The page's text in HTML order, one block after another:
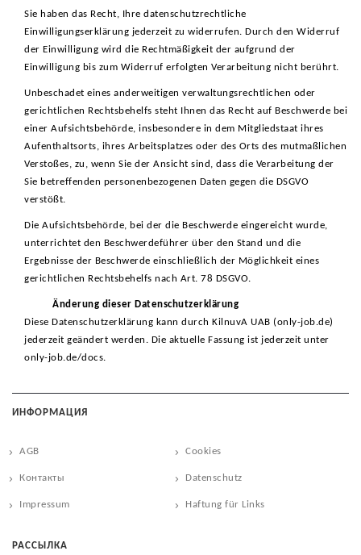
Sie haben das Recht, Ihre datenschutzrechtliche
Einwilligungserklärung jederzeit zu widerrufen. Durch den Widerruf
der Einwilligung wird die Rechtmäßigkeit der aufgrund der
Einwilligung bis zum Widerruf erfolgten Verarbeitung nicht berührt.
Unbeschadet eines anderweitigen verwaltungsrechtlichen oder
gerichtlichen Rechtsbehelfs steht Ihnen das Recht auf Beschwerde bei
einer Aufsichtsbehörde, insbesondere in dem Mitgliedstaat ihres
Aufenthaltsorts, ihres Arbeitsplatzes oder des Orts des mutmaßlichen
Verstoßes, zu, wenn Sie der Ansicht sind, dass die Verarbeitung der
Sie betreffenden personenbezogenen Daten gegen die DSGVO
verstößt.
Die Aufsichtsbehörde, bei der die Beschwerde eingereicht wurde,
unterrichtet den Beschwerdeführer über den Stand und die
Ergebnisse der Beschwerde einschließlich der Möglichkeit eines
gerichtlichen Rechtsbehelfs nach Art. 78 DSGVO.
Änderung dieser Datenschutzerklärung
Diese Datenschutzerklärung kann durch KilnuvA UAB (only-job.de)
jederzeit geändert werden. Die aktuelle Fassung ist jederzeit unter
only-job.de/docs.
ИНФОРМАЦИЯ
AGB Cookies
Контакты Datenschutz
Impressum Haftung für Links
РАССЫЛКА